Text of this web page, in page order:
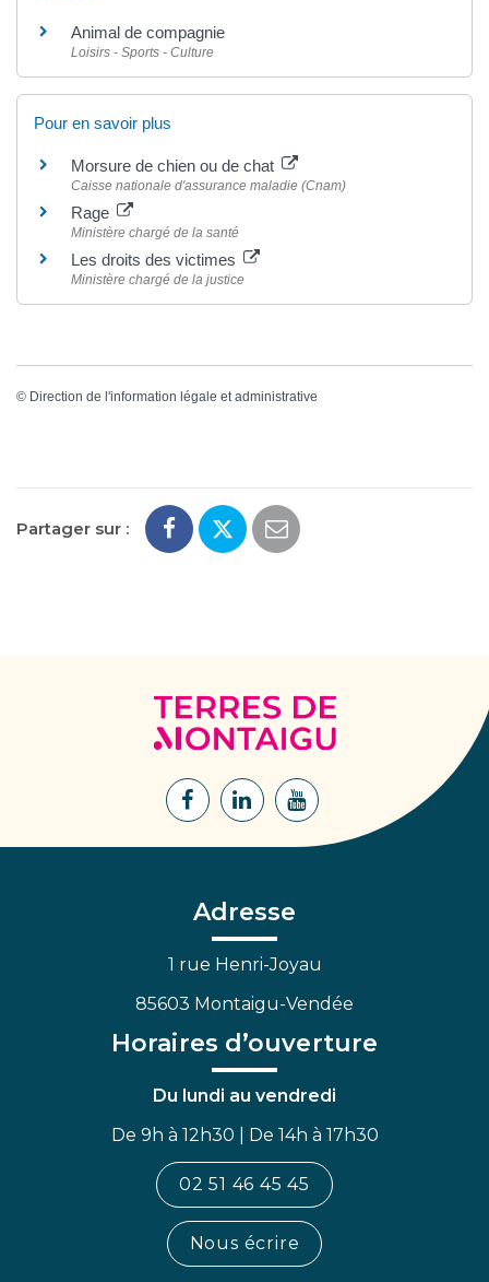
Animal de compagnie
Loisirs - Sports - Culture
Pour en savoir plus
Morsure de chien ou de chat
Caisse nationale d'assurance maladie (Cnam)
Rage
Ministère chargé de la santé
Les droits des victimes
Ministère chargé de la justice
© Direction de l'information légale et administrative
Partager sur :
Terres
de
Montaigu
Lien
Facebook
Lien
Lien
Adresse
1 rue Henri-Joyau
85603 Montaigu-Vendée
Horaires d’ouverture
Du lundi au vendredi
De 9h à 12h30 | De 14h à 17h30
02 51 46 45 45
Nous écrire